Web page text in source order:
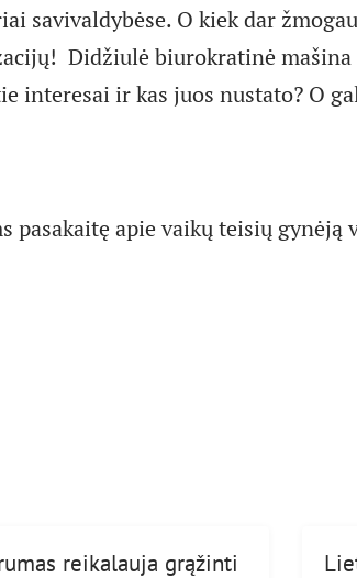
savivaldybėse. O kiek dar
Didžiulė biurokratinė mašina
interesai ir kas juos nustato? O
pasakaitę apie vaikų teisių gynėją
reikalauja grąžinti